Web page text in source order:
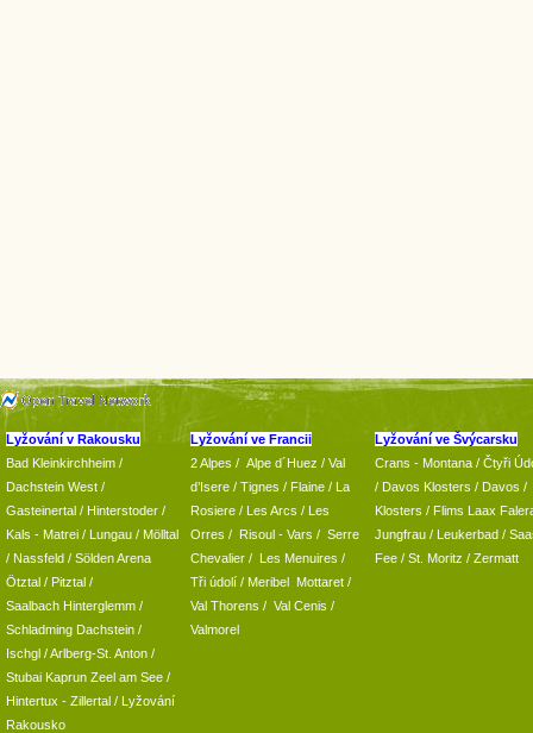
Lyžování v Rakousku
Bad Kleinkirchheim /
Dachstein West /
Gasteinertal / Hinterstoder /
Kals - Matrei / Lungau / Mölltal
/ Nassfeld / Sölden Arena
Ötztal / Pitztal /
Saalbach Hinterglemm /
Schladming Dachstein /
Ischgl /Arlberg-St. Anton /
Stubai Kaprun Zeel am See /
Hintertux - Zillertal / Lyžování
Rakousko
Lyžování ve Francii
2 Alpes / Alpe d´Huez / Val
d’Isere / Tignes / Flaine / La
Rosiere / Les Arcs / Les
Orres / Risoul - Vars / Serre
Chevalier / Les Menuires /
Tři údolí / Meribel Mottaret /
Val Thorens / Val Cenis /
Valmorel
Lyžování ve Švýcarsku
Crans - Montana / Čtyři
/ Davos Klosters / Davos /
Klosters / Flims Laax
Jungfrau / Leukerbad /
Fee / St. Moritz / Zermatt